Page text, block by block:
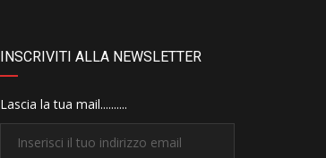
INSCRIVITI ALLA NEWSLETTER
Lascia la tua mail..........